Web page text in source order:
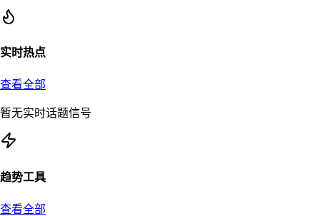
实时热点
查看全部
暂无实时话题信号
趋势工具
查看全部